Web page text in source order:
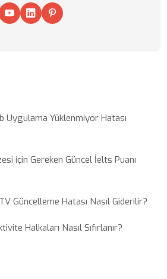
Uygulama Yüklenmiyor Hatası
için Gereken Güncel İelts Puanı
Güncelleme Hatası Nasıl Giderilir?
Halkaları Nasıl Sıfırlanır?